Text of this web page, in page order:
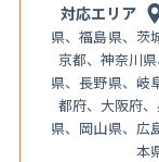
対応エリア
県、福島県、茨
京都、神奈川
県、長野県、岐
都府、大阪府
県、岡山県、広
本